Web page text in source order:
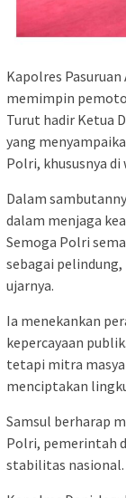
Kapolres
memimpin
Turut hadir Ketua
yang
Polri, khususnya di
Dalam
dalam menjaga
Semoga Polri
sebagai pelindung,
ujarnya.
Ia menekankan
kepercayaan
tetapi mitra
menciptakan
Samsul berharap
Polri, pemerintah
stabilitas nasional.